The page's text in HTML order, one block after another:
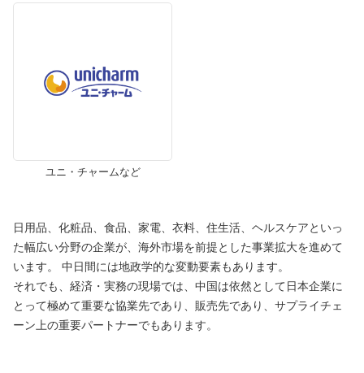
ユニ・チャームなど
日用品、化粧品、食品、家電、衣料、住生活、ヘルスケアといっ
た幅広い分野の企業が、海外市場を前提とした事業拡大を進めて
います。 中日間には地政学的な変動要素もあります。
それでも、経済・実務の現場では、中国は依然として日本企業に
とって極めて重要な協業先であり、販売先であり、サプライチェ
ーン上の重要パートナーでもあります。